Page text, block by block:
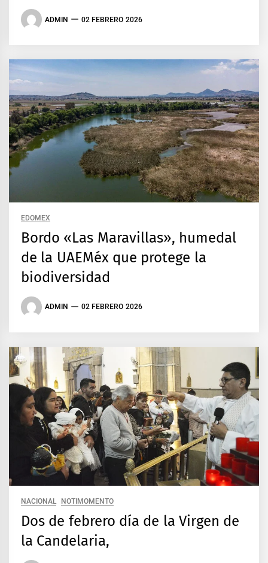
ADMIN 02 FEBRERO 2026
EDOMEX
Bordo «Las Maravillas», humedal
de la UAEMéx que protege la
biodiversidad
ADMIN 02 FEBRERO 2026
NACIONAL NOTIMOMENTO
Dos de febrero día de la Virgen de
la Candelaria,